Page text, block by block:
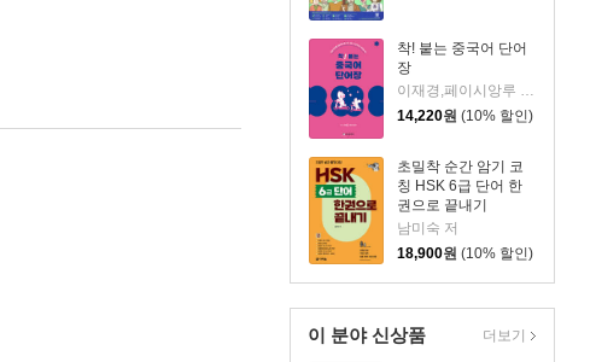
착! 붙는 중국어 단어
장
이재경,페이시앙루 공저
14,220원 (10% 할인)
초밀착 순간 암기 코
칭 HSK 6급 단어 한
권으로 끝내기
남미숙 저
18,900원 (10% 할인)
이 분야 신상품 더보기